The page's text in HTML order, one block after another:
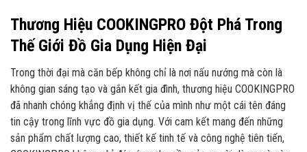
Thương Hiệu COOKINGPRO Đột Phá Trong
Thế Giới Đồ Gia Dụng Hiện Đại
Trong thời đại mà căn bếp không chỉ là nơi nấu nướng mà còn là
không gian sáng tạo và gắn kết gia đình, thương hiệu COOKINGPRO
đã nhanh chóng khẳng định vị thế của mình như một cái tên đáng
tin cậy trong lĩnh vực đồ gia dụng. Với cam kết mang đến những
sản phẩm chất lượng cao, thiết kế tinh tế và công nghệ tiên tiến,